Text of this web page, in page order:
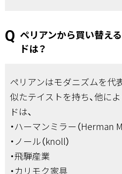
ペリアンから買い替え
ドは？
ペリアンはモダニズムを代
似たテイストを持ち、他に
ドは、
・ハーマンミラー（Herman
・ノール（knoll）
・飛騨産業
・カリモク家具